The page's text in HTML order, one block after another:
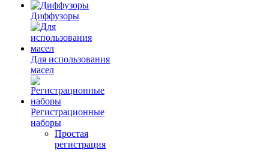
Диффузоры
Для использования
масел
Регистрационные
наборы
Простая
регистрация